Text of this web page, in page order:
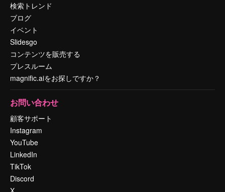
検索トレンド
ブログ
イベント
Slidesgo
コンテンツを販売する
プレスルーム
magnific.aiをお探しですか？
お問い合わせ
顧客サポート
Instagram
YouTube
LinkedIn
TikTok
Discord